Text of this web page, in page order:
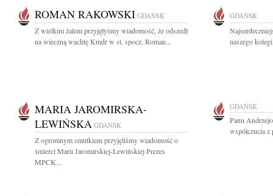
ROMAN RAKOWSKI GDAŃSK
Z wielkim żalem przyjęłyśmy wiadomość, że odszedł
na wieczną wachtę Kmdr w st. spocz. Roman...
GDAŃSK
naszego
MARIA JAROMIRSKA-
LEWIŃSKA GDAŃSK
Z ogromnym smutkiem przyjęliśmy wiadomość o
śmierci Marii Jaromirskiej-Lewińskiej Prezes
MPCK...
GDAŃSK
Panu
współczucia